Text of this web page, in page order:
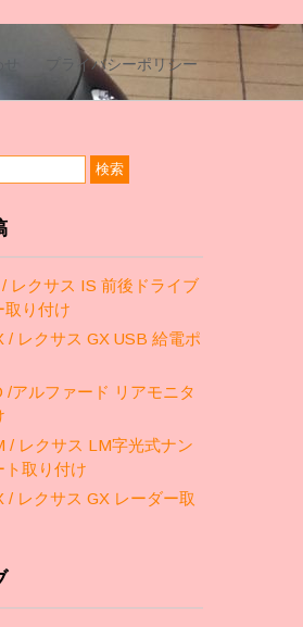
プライバシーポリシー
レクサス IS 前後ドライブ
取り付け
/ レクサス GX USB 給電ポ
/アルファード リアモニタ
/ レクサス LM字光式ナン
ト取り付け
/ レクサス GX レーダー取